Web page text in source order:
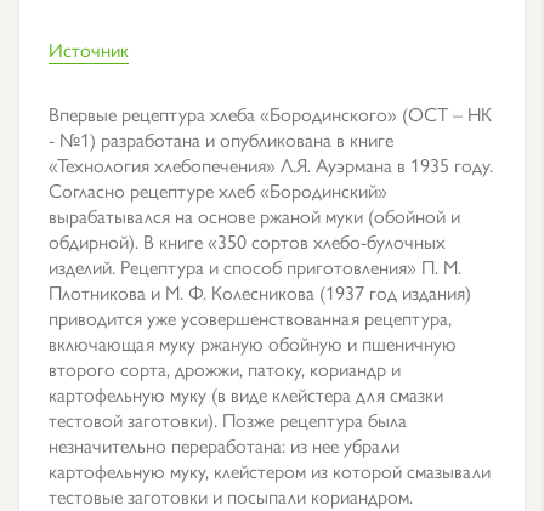
Источник
Впервые рецептура хлеба «Бородинского» (ОСТ – НК
- №1) разработана и опубликована в книге
«Технология хлебопечения» Л.Я. Ауэрмана в 1935 году.
Согласно рецептуре хлеб «Бородинский»
вырабатывался на основе ржаной муки (обойной и
обдирной). В книге «350 сортов хлебо-булочных
изделий. Рецептура и способ приготовления» П. М.
Плотникова и М. Ф. Колесникова (1937 год издания)
приводится уже усовершенствованная рецептура,
включающая муку ржаную обойную и пшеничную
второго сорта, дрожжи, патоку, кориандр и
картофельную муку (в виде клейстера для смазки
тестовой заготовки). Позже рецептура была
незначительно переработана: из нее убрали
картофельную муку, клейстером из которой смазывали
тестовые заготовки и посыпали кориандром.